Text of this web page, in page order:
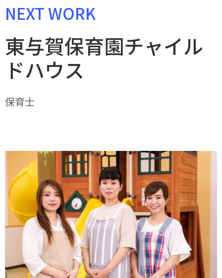
NEXT WORK
東与賀保育園チャイル
ドハウス
保育士